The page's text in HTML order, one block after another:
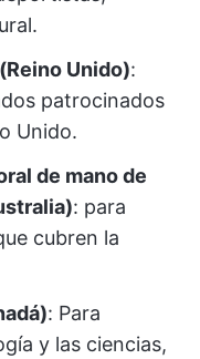
Unido):
patrocinados
Unido.
de mano de
: para
cubren la
: Para
y las ciencias,